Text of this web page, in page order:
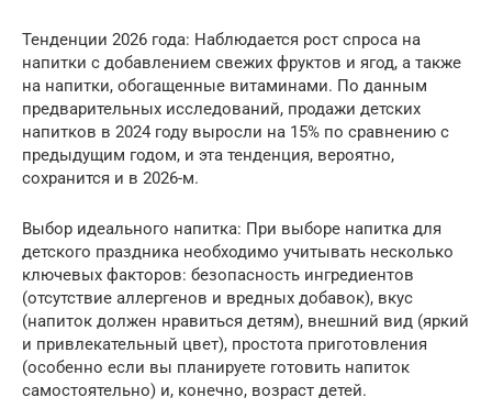
Тенденции 2026 года: Наблюдается рост спроса на
напитки с добавлением свежих фруктов и ягод, а также
на напитки, обогащенные витаминами. По данным
предварительных исследований, продажи детских
напитков в 2024 году выросли на 15% по сравнению с
предыдущим годом, и эта тенденция, вероятно,
сохранится и в 2026-м.
Выбор идеального напитка: При выборе напитка для
детского праздника необходимо учитывать несколько
ключевых факторов: безопасность ингредиентов
(отсутствие аллергенов и вредных добавок), вкус
(напиток должен нравиться детям), внешний вид (яркий
и привлекательный цвет), простота приготовления
(особенно если вы планируете готовить напиток
самостоятельно) и, конечно, возраст детей.